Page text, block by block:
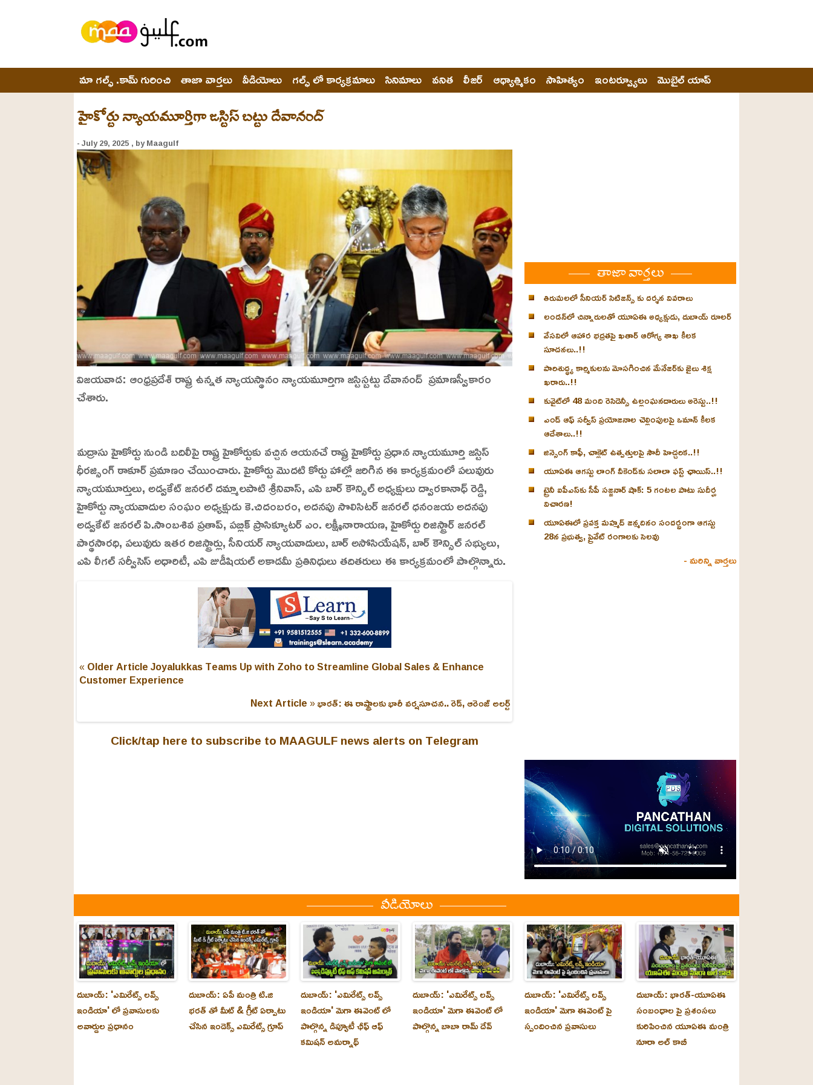
మా గల్ఫ్ .కామ్ గురించి తాజా వార్తలు వీడియోలు గల్ఫ్ లో కార్యక్రమాలు సినిమాలు వనిత లీజర్ ఆధ్యాత్మికం సాహిత్యం ఇంటర్వ్యూలు మొబైల్ యాప్
హైకోర్టు న్యాయమూర్తిగా జస్టిస్ బట్టు దేవానంద్
- July 29, 2025 , by Maagulf
విజయవాడ: ఆంధ్రప్రదేశ్ రాష్ట్ర ఉన్నత న్యాయస్థానం న్యాయమూర్తిగా జస్టిస్బట్టు దేవానంద్ ప్రమాణస్వీకారం
చేశారు.
U
n
m
u
t
e
a
d
e
d
3
4
.
4
8
%
మద్రాసు హైకోర్టు నుండి బదిలీపై రాష్ట్ర హైకోర్టుకు వచ్చిన ఆయనచే రాష్ట్ర హైకోర్టు ప్రధాన న్యాయమూర్తి జస్టిస్
ధీరజ్సింగ్ ఠాకూర్ ప్రమాణం చేయించారు. హైకోర్టు మొదటి కోర్టు హాల్లో జరిగిన ఈ కార్యక్రమంలో పలువురు
న్యాయమూర్తులు, అడ్వకేట్ జనరల్ దమ్మాలపాటి శ్రీనివాస్, ఎపి బార్ కౌన్సిల్ అధ్యక్షులు ద్వారకానాధ్ రెడ్డి,
హైకోర్టు న్యాయవాదుల సంఘం అధ్యక్షుడు కె.చిదంబరం, అదనపు సొలిసిటర్ జనరల్ ధనంజయ అదనపు
అడ్వకేట్ జనరల్ పి.సాంబశివ ప్రతాప్, పబ్లిక్ ప్రాసిక్యూటర్ ఎం. లక్ష్మీనారాయణ, హైకోర్టు రిజిస్ట్రార్ జనరల్
పార్థసారధి, పలువురు ఇతర రిజిస్ట్రార్లు, సీనియర్ న్యాయవాదులు, బార్ అసోసియేషన్, బార్ కౌన్సిల్ సభ్యులు,
ఎపి లీగల్ సర్వీసెస్ అధారిటీ, ఎపి జుడీషియల్ అకాడమీ ప్రతినిధులు తదితరులు ఈ కార్యక్రమంలో పాల్గొన్నారు.
« Older ArticleJoyalukkas Teams Up with Zoho to Streamline Global Sales & Enhance
Customer Experience
Next Article »భారత్: ఈ రాష్ట్రాలకు భారీ వర్షసూచన.. రెడ్, ఆరెంజ్ అలర్ట్
Click/tap here to subscribe to MAAGULF news alerts on Telegram
తాజా వార్తలు
తిరుమలలో సీనియర్ సిటిజన్స్ కు దర్శన వివరాలు
లండన్‌లో చిన్నారులతో యూఏఈ అధ్యక్షుడు, దుబాయ్ రూలర్
వేసవిలో ఆహార భద్రతపై ఖతార్ ఆరోగ్య శాఖ కీలక
సూచనలు..!!
పారిశుద్ధ్య కార్మికులను మోసగించిన మేనేజర్‌కు జైలు శిక్ష
ఖరారు..!!
కువైట్‌లో 48 మంది రెసిడెన్సీ ఉల్లంఘనదారులు అరెస్టు..!!
ఎండ్ ఆఫ్ సర్వీస్ ప్రయోజనాల చెల్లింపులపై ఒమాన్ కీలక
ఆదేశాలు..!!
జిన్సెంగ్ కాఫీ, చాక్లెట్ ఉత్పత్తులపై సౌదీ హెచ్చరిక..!!
యూఏఈ ఆగస్టు లాంగ్ వీకెండ్‌కు సలాలా ఫస్ట్ ఛాయిస్..!!
ట్రైనీ ఐపీఎస్‌కు సీపీ సజ్జనార్ షాక్: 5 గంటల పాటు సుదీర్ఘ
విచారణ!
యూఏఈలో ప్రవక్త మహ్మద్ జన్మదినం సందర్భంగా ఆగస్టు
28న ప్రభుత్వ, ప్రైవేట్ రంగాలకు సెలవు
- మరిన్ని వార్తలు
వీడియోలు
దుబాయ్: 'ఎమిరేట్స్ లవ్స్
ఇండియా' లో ప్రవాసులకు
అవార్డుల ప్రధానం
దుబాయ్: ఏపీ మంత్రి టి.జి
భరత్ తో మీట్ & గ్రీట్ ఏర్పాటు
చేసిన ఇండెక్స్ ఎమిరేట్స్ గ్రూప్
దుబాయ్‌: 'ఎమిరేట్స్ లవ్స్
ఇండియా' మెగా ఈవెంట్ లో
పాల్గొన్న డిప్యూటీ ఛీఫ్ ఆఫ్
కమిషన్ అమర్నాథ్
దుబాయ్‌: 'ఎమిరేట్స్ లవ్స్
ఇండియా' మెగా ఈవెంట్ లో
పాల్గొన్న బాబా రామ్ దేవ్
దుబాయ్‌: 'ఎమిరేట్స్ లవ్స్
ఇండియా' మెగా ఈవెంట్ పై
స్పందించిన ప్రవాసులు
దుబాయ్‌: భారత్-యూఏఈ
సంబంధాల పై ప్రశంసలు
కురిపించిన యూఏఈ మంత్రి
నూరా అల్‌ కాబీ